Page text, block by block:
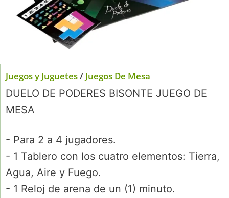
Juegos y Juguetes/ Juegos De Mesa
DUELO DE PODERES BISONTE JUEGO DE
MESA
- Para 2 a 4 jugadores.
- 1 Tablero con los cuatro elementos: Tierra,
Agua, Aire y Fuego.
- 1 Reloj de arena de un (1) minuto.